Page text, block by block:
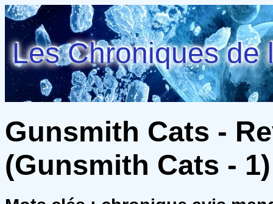
Les Chroniques de
Gunsmith Cats -
(Gunsmith Cats -